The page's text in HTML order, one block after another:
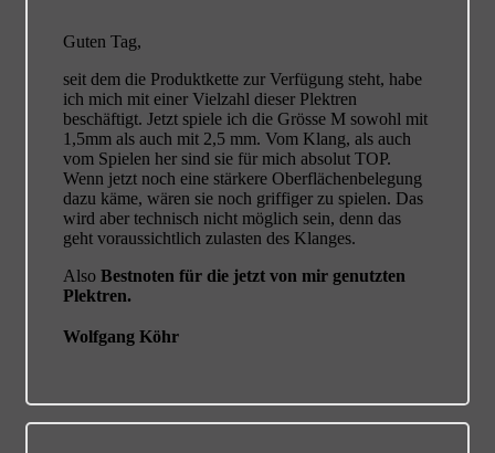
Guten Tag,
seit dem die Produktkette zur Verfügung steht, habe
ich mich mit einer Vielzahl dieser Plektren
beschäftigt. Jetzt spiele ich die Grösse M sowohl mit
1,5mm als auch mit 2,5 mm. Vom Klang, als auch
vom Spielen her sind sie für mich absolut TOP.
Wenn jetzt noch eine stärkere Oberflächenbelegung
dazu käme, wären sie noch griffiger zu spielen. Das
wird aber technisch nicht möglich sein, denn das
geht voraussichtlich zulasten des Klanges.
Also Bestnoten für die jetzt von mir genutzten
Plektren.
Wolfgang Köhr